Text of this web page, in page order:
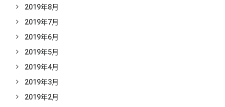
2019年8月
2019年7月
2019年6月
2019年5月
2019年4月
2019年3月
2019年2月